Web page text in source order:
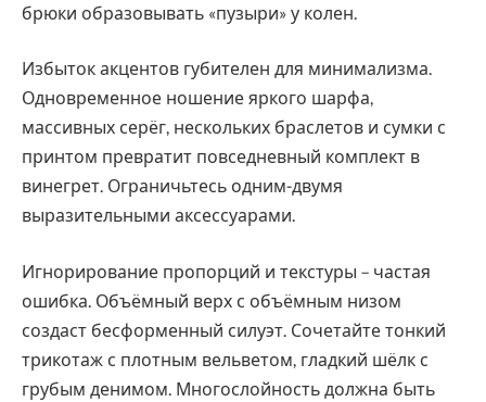
брюки образовывать «пузыри» у колен.
Избыток акцентов губителен для минимализма.
Одновременное ношение яркого шарфа,
массивных серёг, нескольких браслетов и сумки с
принтом превратит повседневный комплект в
винегрет. Ограничьтесь одним-двумя
выразительными аксессуарами.
Игнорирование пропорций и текстуры – частая
ошибка. Объёмный верх с объёмным низом
создаст бесформенный силуэт. Сочетайте тонкий
трикотаж с плотным вельветом, гладкий шёлк с
грубым денимом. Многослойность должна быть